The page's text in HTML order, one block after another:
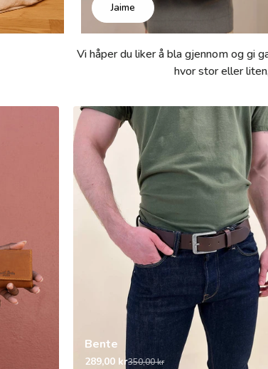
Jaime
Vi håper du liker å bla gjennom og gi
hvor stor eller
Bente
289,00 kr350,00 kr